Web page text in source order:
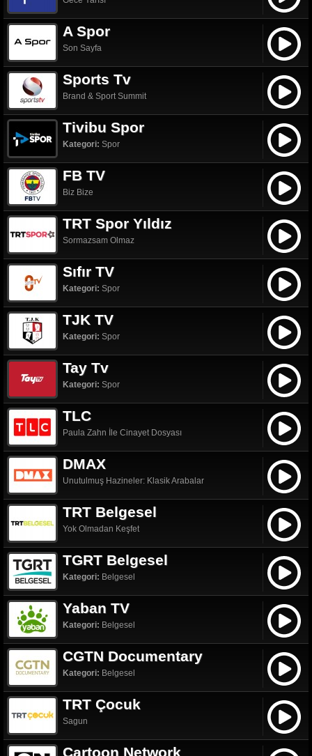
A Spor
Son Sayfa
Sports Tv
Brand & Sport Summit
Tivibu Spor
Kategori: Spor
FB TV
Biz Bize
TRT Spor Yıldız
Sormazsam Olmaz
Sıfır TV
Kategori: Spor
TJK TV
Kategori: Spor
Tay Tv
Kategori: Spor
TLC
Paula Zahn İle Cinayet Dosyası
DMAX
Unutulmuş Hazineler: Klasik Arabalar
TRT Belgesel
Yok Olmadan Keşfet
TGRT Belgesel
Kategori: Belgesel
Yaban TV
Kategori: Belgesel
CGTN Documentary
Kategori: Belgesel
TRT Çocuk
Sagun
Cartoon Network